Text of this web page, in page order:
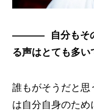
自分もそ
る声はとても多い
誰もがそうだと思
は自分自身のため